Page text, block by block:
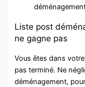
Liste post
ne gagne pas
Vous êtes dans
pas terminé. Ne
déménagement,